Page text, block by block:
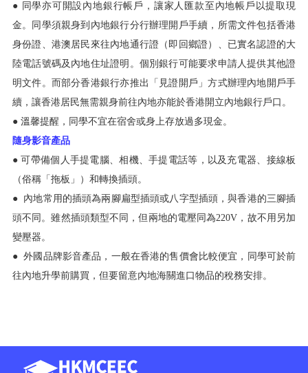
● 同學亦可開設內地銀行帳戶，讓家人匯款至內地帳戶以提取現
金。同學須親身到內地銀行分行辦理開戶手續，所需文件包括香港
身份證、港澳居民來往內地通行證（即回鄉證）、已實名認證的大
陸電話號碼及內地住址證明。個別銀行可能要求申請人提供其他證
明文件。而部分香港銀行亦推出「見證開戶」方式辦理內地開戶手
續，讓香港居民無需親身前往內地亦能於香港開立內地銀行戶口。
● 溫馨提醒，同學不宜在宿舍或身上存放過多現金。
隨身影音產品
●可帶備個人手提電腦、相機、手提電話等，以及充電器、接線板
（俗稱「拖板」）和轉換插頭。
● 內地常用的插頭為兩腳扁型插頭或八字型插頭，與香港的三腳插
頭不同。雖然插頭類型不同，但兩地的電壓同為220V，故不用另加
變壓器。
● 外國品牌影音產品，一般在香港的售價會比較便宜，同學可於前
往內地升學前購買，但要留意內地海關進口物品的稅務安排。